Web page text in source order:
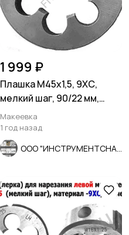
1 999 ₽
Плашка М45х1,5, 9ХС,
мелкий шаг, 90/22 мм,
ГОСТ 7740-71, сделано в
ССС
Макеевка
1 год назад